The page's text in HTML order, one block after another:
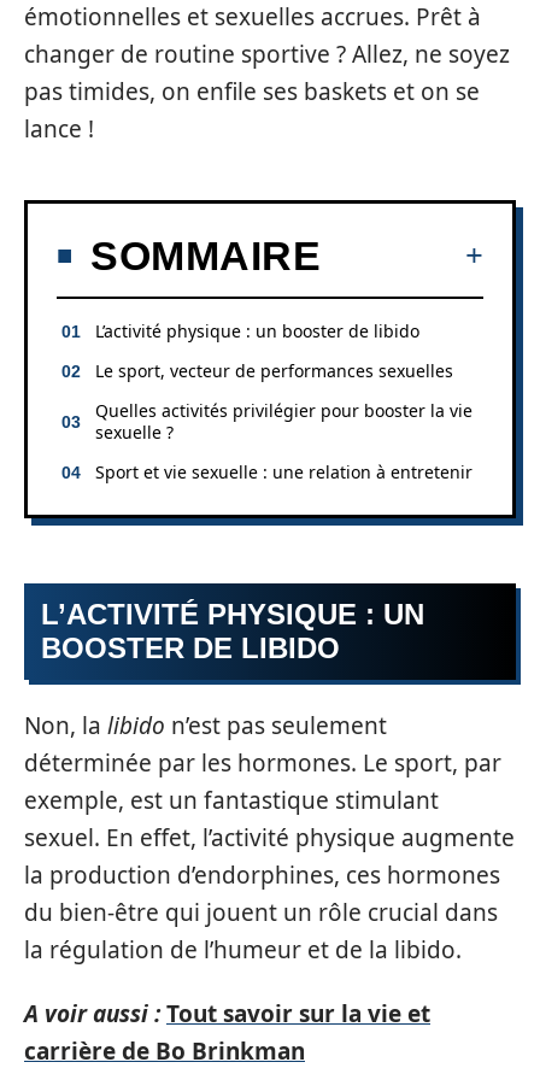
émotionnelles et sexuelles accrues. Prêt à
changer de routine sportive ? Allez, ne soyez
pas timides, on enfile ses baskets et on se
lance !
SOMMAIRE
L’activité physique : un booster de libido
Le sport, vecteur de performances sexuelles
Quelles activités privilégier pour booster la vie
sexuelle ?
Sport et vie sexuelle : une relation à entretenir
L’ACTIVITÉ PHYSIQUE : UN
BOOSTER DE LIBIDO
Non, la libido n’est pas seulement
déterminée par les hormones. Le sport, par
exemple, est un fantastique stimulant
sexuel. En effet, l’activité physique augmente
la production d’endorphines, ces hormones
du bien-être qui jouent un rôle crucial dans
la régulation de l’humeur et de la libido.
A voir aussi :Tout savoir sur la vie et
carrière de Bo Brinkman